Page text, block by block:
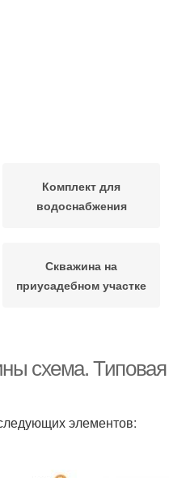
Комплект для
водоснабжения
Скважина на
приусадебном участке
схема.
элементов: